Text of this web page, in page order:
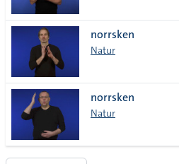
norrsken
Natur
norrsken
Natur